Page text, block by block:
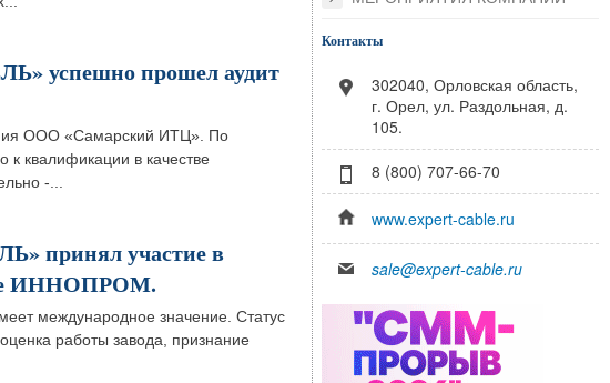
успешно прошел аудит
ООО «Самарский ИТЦ». По
к квалификации в качестве
-...
принял участие в
ИННОПРОМ.
международное значение. Статус
работы завода, признание
Контакты
302040, Орловская область,
г. Орел, ул. Раздольная, д.
105.
8 (800) 707-66-70
www.expert-cable.ru
sale@expert-cable.ru